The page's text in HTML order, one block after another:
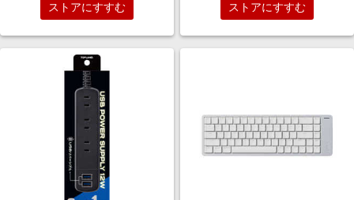
ストアにすすむ ストアにすすむ